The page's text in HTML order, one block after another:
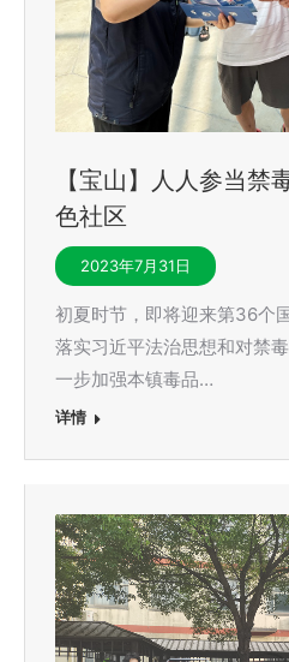
【宝山】人人参当禁
色社区
2023年7月31日
初夏时节，即将迎来第36个
落实习近平法治思想和对禁
一步加强本镇毒品…
详情